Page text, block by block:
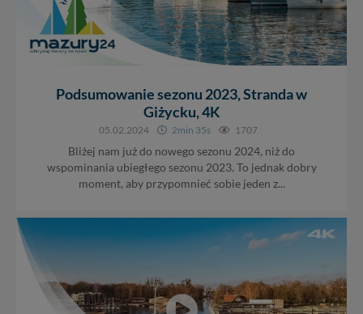
Podsumowanie sezonu 2023, Stranda w
Giżycku, 4K
05.02.2024 2min 35s 1707
Bliżej nam już do nowego sezonu 2024, niż do
wspominania ubiegłego sezonu 2023. To jednak dobry
moment, aby przypomnieć sobie jeden z...